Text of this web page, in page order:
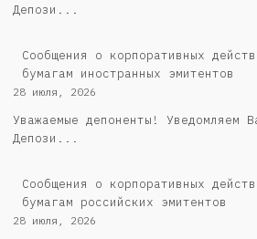
Депози...
Сообщения о корпоративных
бумагам иностранных эмитентов
28 июля, 2026
Уважаемые депоненты! Уведомляем
Депози...
Cообщения о корпоративных
бумагам российских эмитентов
28 июля, 2026